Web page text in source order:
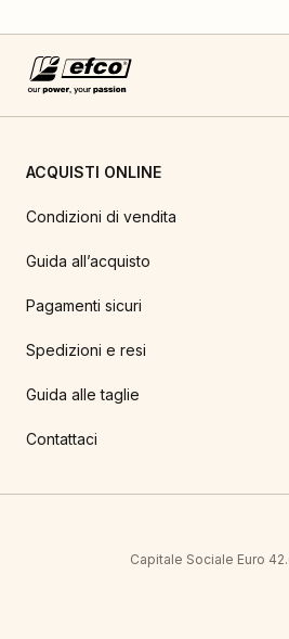
ACQUISTI ONLINE
Condizioni di vendita
Guida all’acquisto
Pagamenti sicuri
Spedizioni e resi
Guida alle taglie
Contattaci
Capitale Sociale Euro